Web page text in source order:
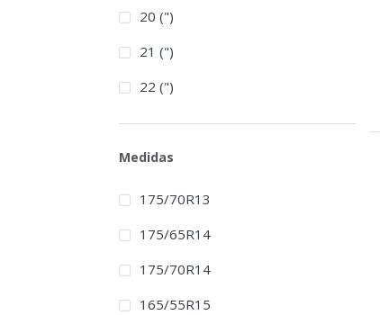
20 (")
21 (")
22 (")
Medidas
175/70R13
175/65R14
175/70R14
165/55R15